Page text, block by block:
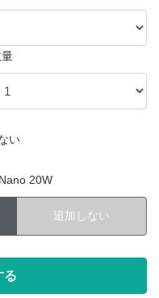
い
20W
追加しない